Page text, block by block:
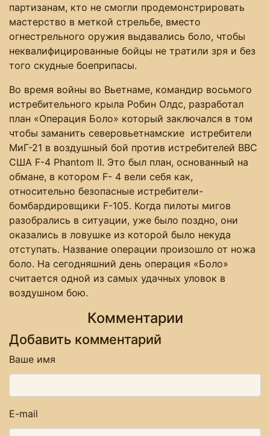
партизанам, кто не смогли продемонстрировать
мастерство в меткой стрельбе, вместо
огнестрельного оружия выдавались боло, чтобы
неквалифицированные бойцы не тратили зря и без
того скудные боеприпасы.
Во время войны во Вьетнаме, командир восьмого
истребительного крыла Робин Олдс, разработал
план «Операция Боло» который заключался в том
чтобы заманить северовьетнамские истребители
МиГ-21 в воздушный бой против истребителей ВВС
США F-4 Phantom II. Это был план, основанный на
обмане, в котором F- 4 вели себя как,
относительно безопасные истребители-
бомбардировщики F-105. Когда пилоты мигов
разобрались в ситуации, уже было поздно, они
оказались в ловушке из которой было некуда
отступать. Название операции произошло от ножа
боло. На сегодняшний день операция «Боло»
считается одной из самых удачных уловок в
воздушном бою.
Комментарии
Добавить комментарий
Ваше имя
E-mail